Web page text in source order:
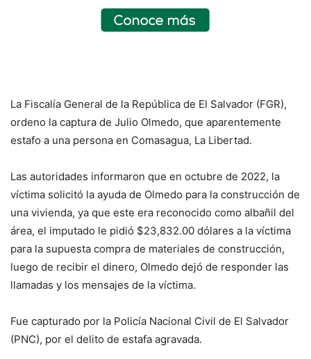
La Fiscalía General de la República de El Salvador (FGR),
ordeno la captura de Julio Olmedo, que aparentemente
estafo a una persona en Comasagua, La Libertad.
Las autoridades informaron que en octubre de 2022, la
víctima solicitó la ayuda de Olmedo para la construcción de
una vivienda, ya que este era reconocido como albañil del
área, el imputado le pidió $23,832.00 dólares a la víctima
para la supuesta compra de materiales de construcción,
luego de recibir el dinero, Olmedo dejó de responder las
llamadas y los mensajes de la víctima.
Fue capturado por la Policía Nacional Civil de El Salvador
(PNC), por el delito de estafa agravada.